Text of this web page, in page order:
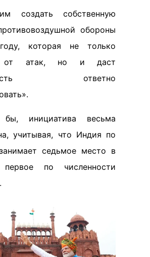
создать собственную
обороны
которая не только
от атак, но и даст
ответно
бы, инициатива весьма
учитывая, что Индия по
седьмое место в
по численности